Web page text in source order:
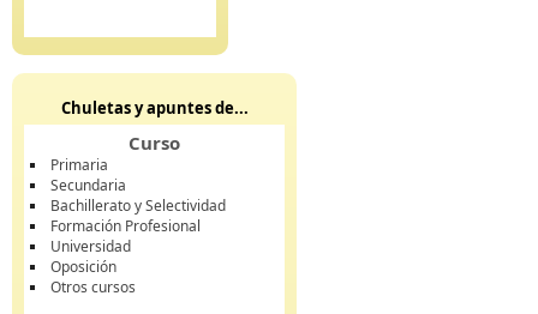
Chuletas y apuntes de...
Curso
Primaria
Secundaria
Bachillerato y Selectividad
Formación Profesional
Universidad
Oposición
Otros cursos